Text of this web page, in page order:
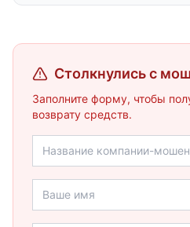
Столкнулись с
Заполните форму, чтобы
возврату средств.